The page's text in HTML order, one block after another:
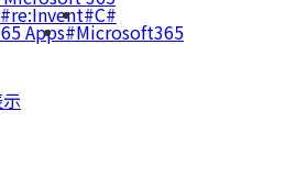
re:Invent C#
Apps Microsoft365